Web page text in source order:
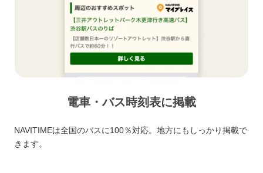
電車・バス時刻表に掲載
NAVITIMEは全国のバスに100％対応。地方にもしっかり掲載で
きます。